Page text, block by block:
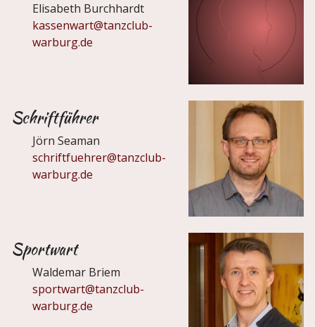
Elisabeth Burchhardt
kassenwart@tanzclub-
warburg.de
Schriftführer
Jörn Seaman
schriftfuehrer@tanzclub-
warburg.de
Sportwart
Waldemar Briem
sportwart@tanzclub-
warburg.de